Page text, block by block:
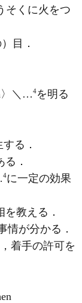
そくに火をつ
目．
〉＼…4を明る
る．
．
4に一定の効果
を教える．
情が分かる．
着手の許可を